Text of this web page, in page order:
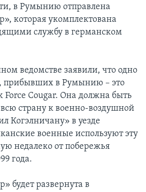
в Румынию отправлена
которая укомплектована
службу в германском
ведомстве заявили, что одно
прибывших в Румынию – это
Force Cougar. Она должна быть
страну к военно-воздушной
Когэлничану» в уезде
военные используют эту
недалеко от побережья
года.
будет развернута в